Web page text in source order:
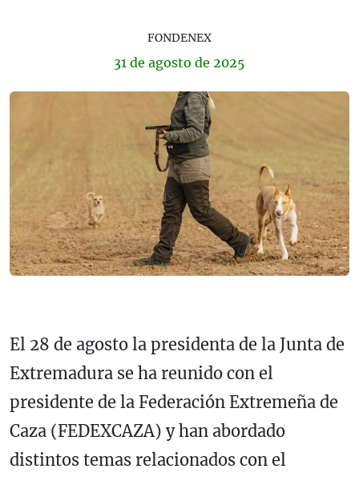
FONDENEX
31 de agosto de 2025
El 28 de agosto la presidenta de la Junta de
Extremadura se ha reunido con el
presidente de la Federación Extremeña de
Caza (FEDEXCAZA) y han abordado
distintos temas relacionados con el